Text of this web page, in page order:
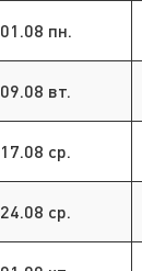
01.08 пн.
09.08 вт.
17.08 ср.
24.08 ср.